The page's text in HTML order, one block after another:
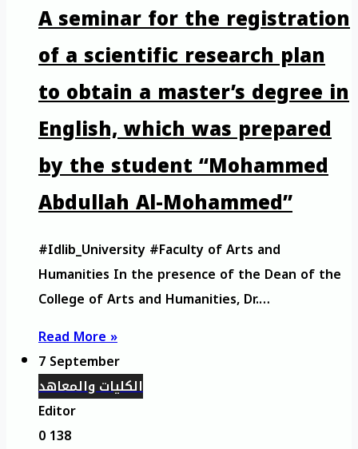
A seminar for the registration
of a scientific research plan
to obtain a master’s degree in
English, which was prepared
by the student “Mohammed
Abdullah Al-Mohammed”
#Idlib_University #Faculty of Arts and
Humanities In the presence of the Dean of the
College of Arts and Humanities, Dr.…
Read More »
7 September
الكليات والمعاهد
Editor
0138